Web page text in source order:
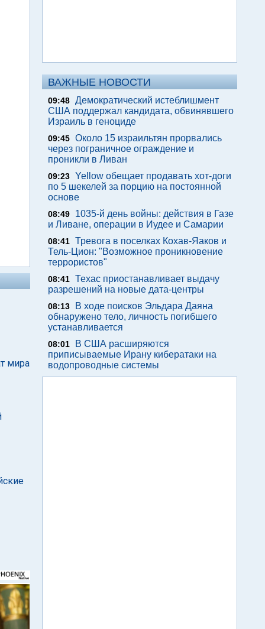
мира
ВАЖНЫЕ НОВОСТИ
09:48 Демократический истеблишмент
США поддержал кандидата, обвинявшего
Израиль в геноциде
09:45 Около 15 израильтян прорвались
через пограничное ограждение и
проникли в Ливан
09:23 Yellow обещает продавать хот-доги
по 5 шекелей за порцию на постоянной
основе
08:49
1035-й день войны: действия в Газе
и Ливане, операции в Иудее и Самарии
08:41 Тревога в поселках Кохав-Яаков и
Тель-Цион: "Возможное проникновение
террористов"
08:41 Техас приостанавливает выдачу
разрешений на новые дата-центры
08:13
В ходе поисков Эльдара Даяна
обнаружено тело, личность погибшего
устанавливается
08:01
В США расширяются
приписываемые Ирану кибератаки на
водопроводные системы